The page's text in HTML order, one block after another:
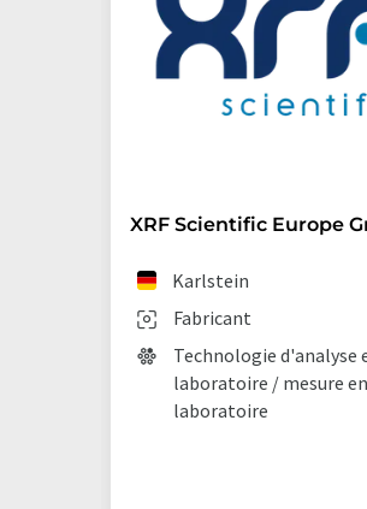
XRF Scientific Europe
Fabricant
Karlstein
Technologie d'analyse
laboratoire / mesure en
laboratoire